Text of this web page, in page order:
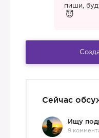
пиши,
Сейчас
9